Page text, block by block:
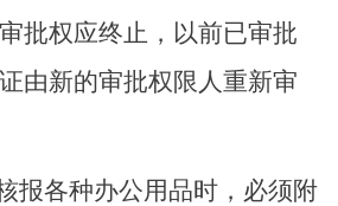
批权应终止，以前已审批
由新的审批权限人重新审
报各种办公用品时，必须附